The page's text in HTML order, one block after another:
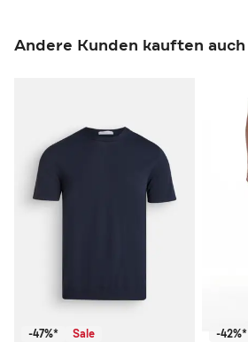
Andere Kunden kauften auch
-47%* Sale -42%*